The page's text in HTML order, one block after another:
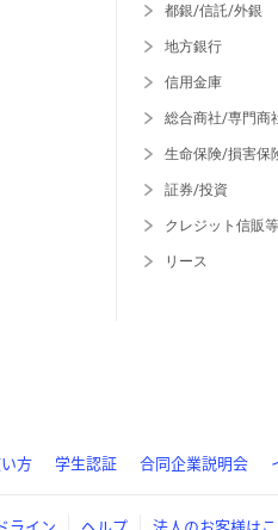
都銀/信託/外銀
地方銀行
信用金庫
総合商社/専門商
生命保険/損害保
証券/投資
クレジット信販等
リース
方 学生認証 合同企業説明会